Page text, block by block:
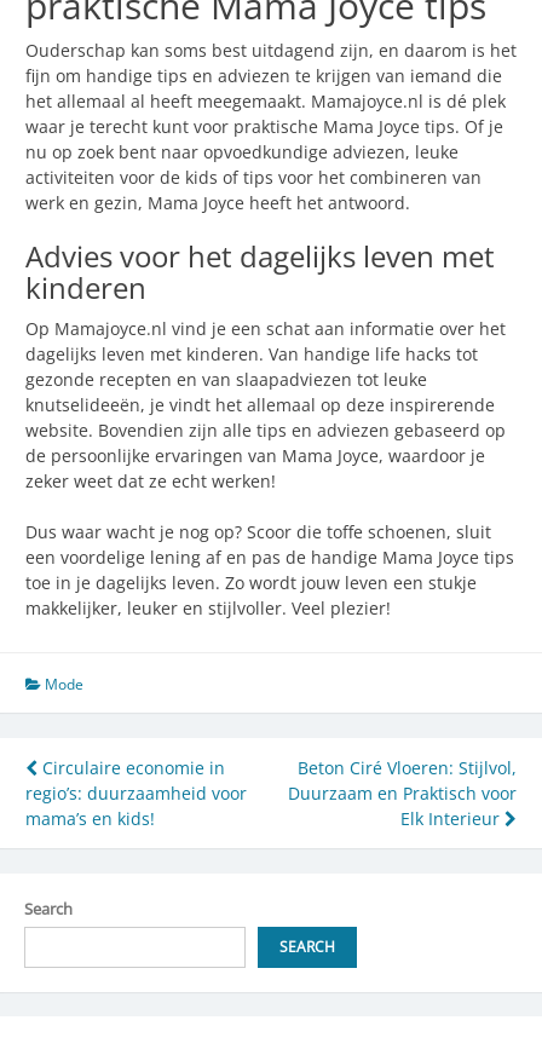
Ouderschap kan soms best uitdagend zijn, en daarom is het
fijn om handige tips en adviezen te krijgen van iemand die
het allemaal al heeft meegemaakt. Mamajoyce.nl is dé plek
waar je terecht kunt voor praktische Mama Joyce tips. Of je
nu op zoek bent naar opvoedkundige adviezen, leuke
activiteiten voor de kids of tips voor het combineren van
werk en gezin, Mama Joyce heeft het antwoord.
Advies voor het dagelijks leven met
kinderen
Op Mamajoyce.nl vind je een schat aan informatie over het
dagelijks leven met kinderen. Van handige life hacks tot
gezonde recepten en van slaapadviezen tot leuke
knutselideeën, je vindt het allemaal op deze inspirerende
website. Bovendien zijn alle tips en adviezen gebaseerd op
de persoonlijke ervaringen van Mama Joyce, waardoor je
zeker weet dat ze echt werken!
Dus waar wacht je nog op? Scoor die toffe schoenen, sluit
een voordelige lening af en pas de handige Mama Joyce tips
toe in je dagelijks leven. Zo wordt jouw leven een stukje
makkelijker, leuker en stijlvoller. Veel plezier!
Mode
Post
navigation
Circulaire economie in
regio’s: duurzaamheid voor
mama’s en kids!
Beton Ciré Vloeren: Stijlvol,
Duurzaam en Praktisch voor
Elk Interieur
Search
SEARCH